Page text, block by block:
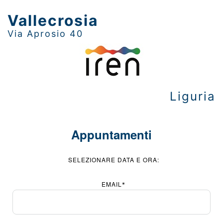
Vallecrosia
Via Aprosio 40
Liguria
Appuntamenti
SELEZIONARE DATA E ORA:
EMAIL *